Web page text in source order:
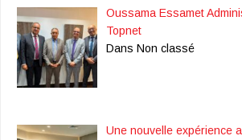
Oussama Essamet
Topnet
Dans Non classé
Une nouvelle expérience